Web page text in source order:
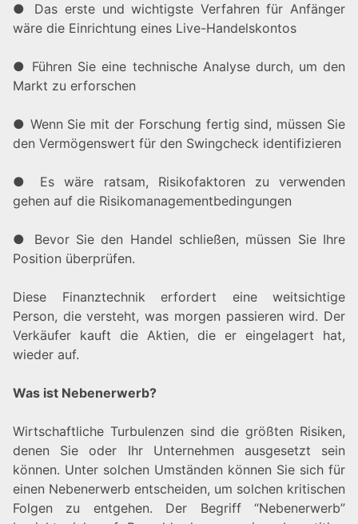
● Das erste und wichtigste Verfahren für Anfänger
wäre die Einrichtung eines Live-Handelskontos
● Führen Sie eine technische Analyse durch, um den
Markt zu erforschen
● Wenn Sie mit der Forschung fertig sind, müssen Sie
den Vermögenswert für den Swingcheck identifizieren
● Es wäre ratsam, Risikofaktoren zu verwenden
gehen auf die Risikomanagementbedingungen
● Bevor Sie den Handel schließen, müssen Sie Ihre
Position überprüfen.
Diese Finanztechnik erfordert eine weitsichtige
Person, die versteht, was morgen passieren wird. Der
Verkäufer kauft die Aktien, die er eingelagert hat,
wieder auf.
Was ist Nebenerwerb?
Wirtschaftliche Turbulenzen sind die größten Risiken,
denen Sie oder Ihr Unternehmen ausgesetzt sein
können. Unter solchen Umständen können Sie sich für
einen Nebenerwerb entscheiden, um solchen kritischen
Folgen zu entgehen. Der Begriff “Nebenerwerb”